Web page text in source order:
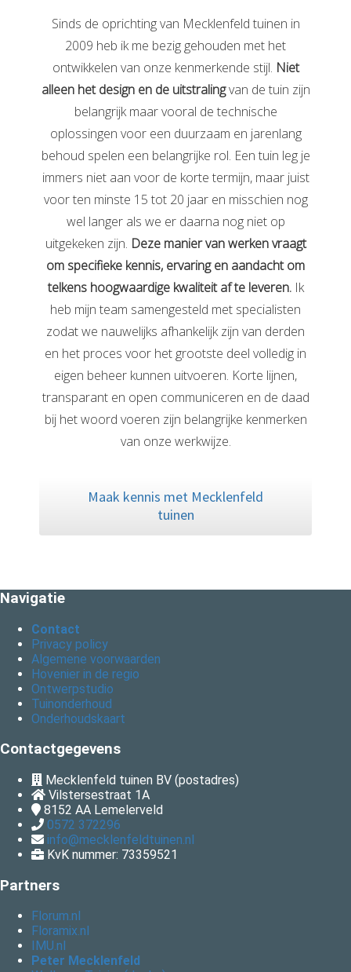
Sinds de oprichting van Mecklenfeld tuinen in
2009 heb ik me bezig gehouden met het
ontwikkelen van onze kenmerkende stijl. Niet
alleen het design en de uitstralingvan de tuin zijn
belangrijk maar vooral de technische
oplossingen voor een duurzaam en jarenlang
behoud spelen een belangrijke rol. Een tuin leg je
immers niet aan voor de korte termijn, maar juist
voor ten minste 15 tot 20 jaar en misschien nog
wel langer als we er daarna nog niet op
uitgekeken zijn. Deze manier van werken vraagt
om specifieke kennis, ervaring en aandacht om
telkens hoogwaardige kwaliteit af te leveren. Ik
heb mijn team samengesteld met specialisten
zodat we nauwelijks afhankelijk zijn van derden
en het proces voor het grootste deel volledig in
eigen beheer kunnen uitvoeren. Korte lijnen,
transparant en open communiceren en de daad
bij het woord voeren zijn belangrijke kenmerken
van onze werkwijze.
Maak kennis met Mecklenfeld
tuinen
Navigatie
Contact
Privacy policy
Algemene voorwaarden
Hovenier in de regio
Ontwerpstudio
Tuinonderhoud
Onderhoudskaart
Contactgegevens
Mecklenfeld tuinen BV (postadres)
Vilstersestraat 1A
8152 AA Lemelerveld
0572 372296
info@mecklenfeldtuinen.nl
KvK nummer: 73359521
Partners
Florum.nl
Floramix.nl
IMU.nl
Peter Mecklenfeld